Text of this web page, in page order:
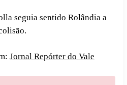
seguia sentido Rolândia a
Jornal Repórter do Vale